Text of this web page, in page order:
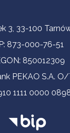
3, 33-100
873-000-76-51
850012309
PEKAO S.A.
1111 0000